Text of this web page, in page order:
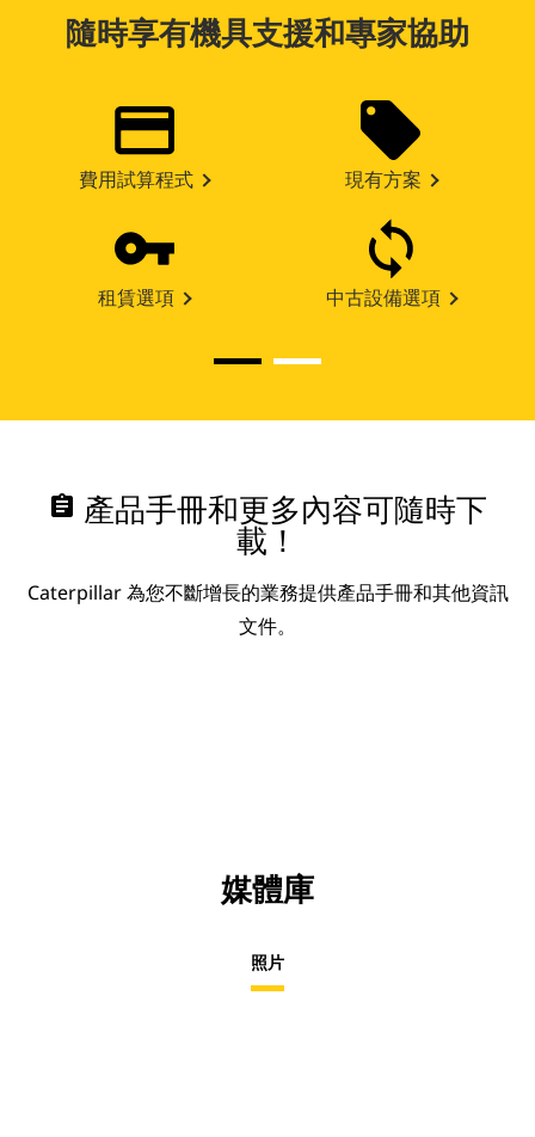
隨時享有機具支援和專家協助
費用試算程式 現有方案
租賃選項 中古設備選項
assignment 產品手冊和更多內容可隨時下
載！
Caterpillar 為您不斷增長的業務提供產品手冊和其他資訊
文件。
媒體庫
照片